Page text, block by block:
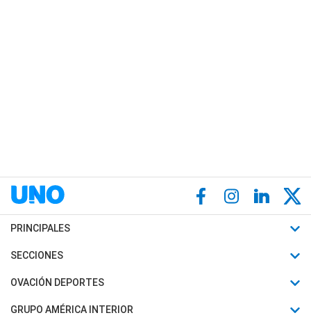
PRINCIPALES
Últimas Noticias
Política
SECCIONES
Horóscopo
Motores
OVACIÓN DEPORTES
Fútbol
GRUPO AMÉRICA INTERIOR